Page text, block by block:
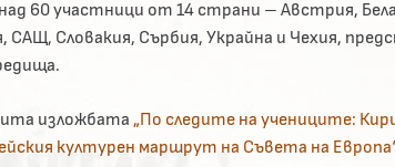
60 участници от 14 страни – Австрия,
Словакия, Сърбия, Украйна и Чехия,
изложбата „По следите на учениците:
културен маршрут на Съвета на